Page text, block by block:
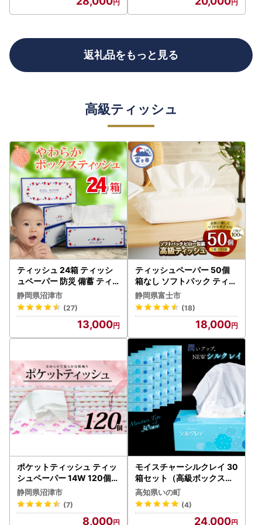
返礼品をもっと見る
高級ティッシュ
ティッシュ 24箱 ティッシ
ュペーパー 防災 備蓄 ティ
ッシュ
静岡県沼津市
(27)
13,000
ティッシュペーパー 50個
箱なし ソフトパック ティッ
シュ[sf002-193]
静岡県富士市
(18)
18,000
ポケットティッシュ ティッ
シュペーパー 14W 120個入
ティッシュ ポケットティッ
シュ
静岡県沼津市
(7)
8,000
モイスチャーシルクレイ 30
箱セット（高級ボックステ
ィッシュ）
高知県いの町
(4)
24,000